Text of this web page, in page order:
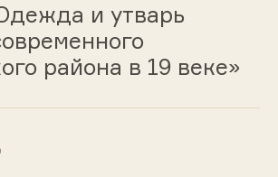
и утварь
района в 19 веке»